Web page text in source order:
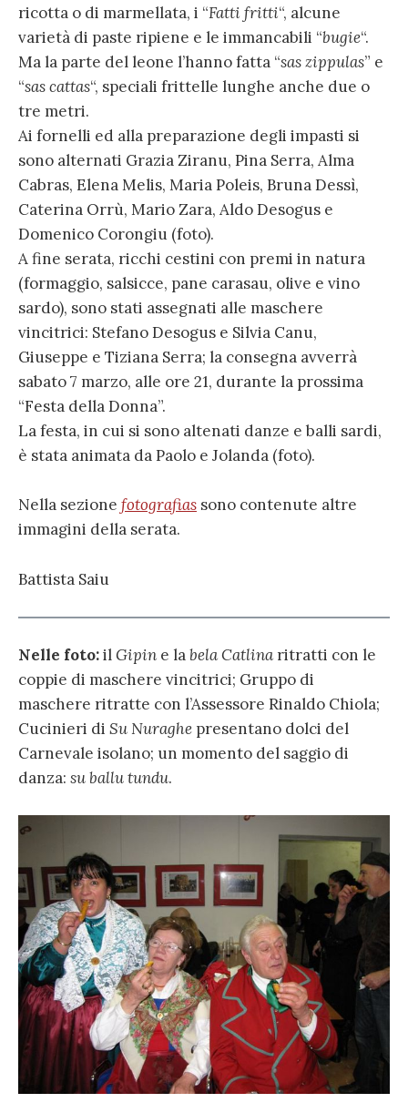
ricotta o di marmellata, i “Fatti fritti“, alcune
varietà di paste ripiene e le immancabili “bugie“.
Ma la parte del leone l’hanno fatta “sas zippulas” e
“sas cattas“, speciali frittelle lunghe anche due o
tre metri.
Ai fornelli ed alla preparazione degli impasti si
sono alternati Grazia Ziranu, Pina Serra, Alma
Cabras, Elena Melis, Maria Poleis, Bruna Dessì,
Caterina Orrù, Mario Zara, Aldo Desogus e
Domenico Corongiu (foto).
A fine serata, ricchi cestini con premi in natura
(formaggio, salsicce, pane carasau, olive e vino
sardo), sono stati assegnati alle maschere
vincitrici: Stefano Desogus e Silvia Canu,
Giuseppe e Tiziana Serra; la consegna avverrà
sabato 7 marzo, alle ore 21, durante la prossima
“Festa della Donna”.
La festa, in cui si sono altenati danze e balli sardi,
è stata animata da Paolo e Jolanda (foto).
Nella sezione fotografias sono contenute altre
immagini della serata.
Battista Saiu
Nelle foto:ilGipin e labela Catlina ritratti con le
coppie di maschere vincitrici; Gruppo di
maschere ritratte con l’Assessore Rinaldo Chiola;
Cucinieri di Su Nuraghe presentano dolci del
Carnevale isolano; un momento del saggio di
danza: su ballu tundu.